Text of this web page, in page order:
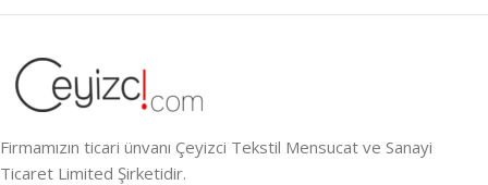
Firmamızın ticari ünvanı Çeyizci Tekstil Mensucat ve Sanayi
Ticaret Limited Şirketidir.